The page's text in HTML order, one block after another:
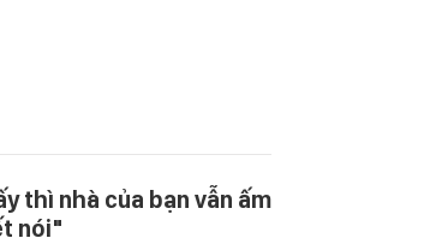
thì nhà của bạn vẫn ấm
nói"